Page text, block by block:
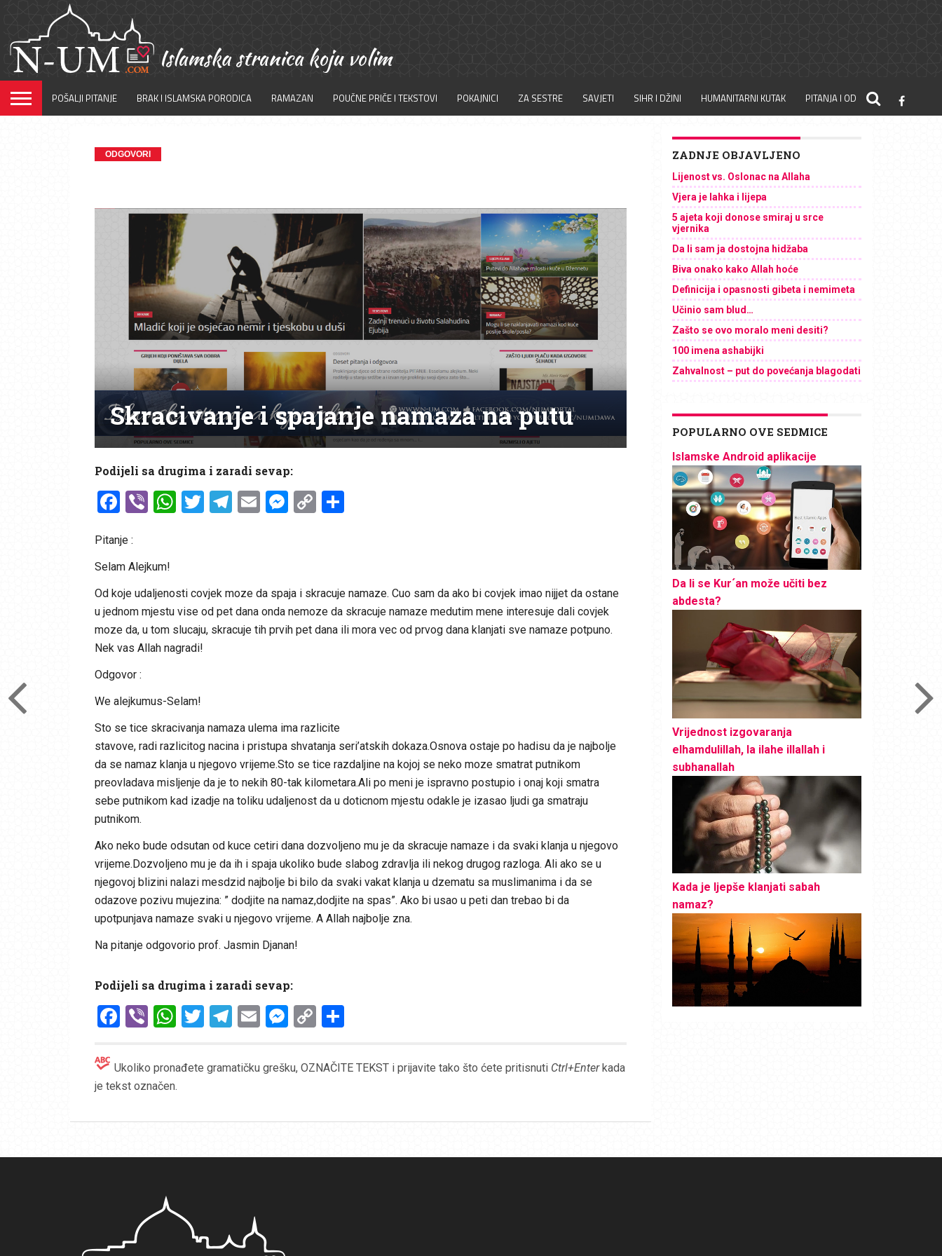
POŠALJI PITANJE BRAK I ISLAMSKA PORODICA RAMAZAN POUČNE PRIČE I TEKSTOVI POKAJNICI ZA SESTRE SAVJETI SIHR I DŽINI HUMANITARNI KUTAK PITANJA I ODGOVORI
ODGOVORI
Skracivanje i spajanje namaza na putu
Podijeli sa drugima i zaradi sevap:
Facebook
ViberWhatsApp
Twitter
Telegram
EmailMessenger
CopyShare
Pitanje :
Selam Alejkum!
Od koje udaljenosti covjek moze da spaja i skracuje namaze. Cuo sam da ako bi covjek imao nijjet da ostane
u jednom mjestu vise od pet dana onda nemoze da skracuje namaze medutim mene interesuje dali covjek
moze da, u tom slucaju, skracuje tih prvih pet dana ili mora vec od prvog dana klanjati sve namaze potpuno.
Nek vas Allah nagradi!
Odgovor :
We alejkumus-Selam!
Sto se tice skracivanja namaza ulema ima razlicite
stavove, radi razlicitog nacina i pristupa shvatanja seri’atskih dokaza.Osnova ostaje po hadisu da je najbolje
da se namaz klanja u njegovo vrijeme.Sto se tice razdaljine na kojoj se neko moze smatrat putnikom
preovladava misljenje da je to nekih 80-tak kilometara.Ali po meni je ispravno postupio i onaj koji smatra
sebe putnikom kad izadje na toliku udaljenost da u doticnom mjestu odakle je izasao ljudi ga smatraju
putnikom.
Ako neko bude odsutan od kuce cetiri dana dozvoljeno mu je da skracuje namaze i da svaki klanja u njegovo
vrijeme.Dozvoljeno mu je da ih i spaja ukoliko bude slabog zdravlja ili nekog drugog razloga. Ali ako se u
njegovoj blizini nalazi mesdzid najbolje bi bilo da svaki vakat klanja u dzematu sa muslimanima i da se
odazove pozivu mujezina: ” dodjite na namaz,dodjite na spas”. Ako bi usao u peti dan trebao bi da
upotpunjava namaze svaki u njegovo vrijeme. A Allah najbolje zna.
Na pitanje odgovorio prof. Jasmin Djanan!
Podijeli sa drugima i zaradi sevap:
Facebook
ViberWhatsApp
Twitter
Telegram
EmailMessenger
CopyShare
Ukoliko pronađete gramatičku grešku, OZNAČITE TEKST i prijavite tako što ćete pritisnuti Ctrl+Enterkada
je tekst označen.
ZADNJE OBJAVLJENO
Lijenost vs. Oslonac na Allaha
Vjera je lahka i lijepa
5 ajeta koji donose smiraj u srce
vjernika
Da li sam ja dostojna hidžaba
Biva onako kako Allah hoće
Definicija i opasnosti gibeta i nemimeta
Učinio sam blud…
Zašto se ovo moralo meni desiti?
100 imena ashabijki
Zahvalnost – put do povećanja blagodati
POPULARNO OVE SEDMICE
Islamske Android aplikacije
Da li se Kur´an može učiti bez
abdesta?
Vrijednost izgovaranja
elhamdulillah, la ilahe illallah i
subhanallah
Kada je ljepše klanjati sabah
namaz?